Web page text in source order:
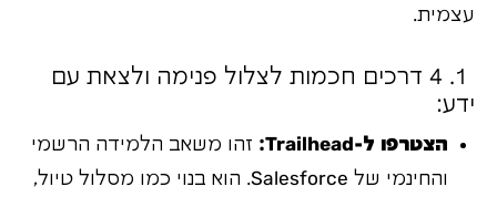
עצמית.
1. 4 דרכים חכמות לצלול פנימה ולצאת עם
ידע:
הצטרפו ל-Trailhead:
זהו משאב הלמידה הרשמי
והחינמי של Salesforce. הוא בנוי כמו מסלול טיול,